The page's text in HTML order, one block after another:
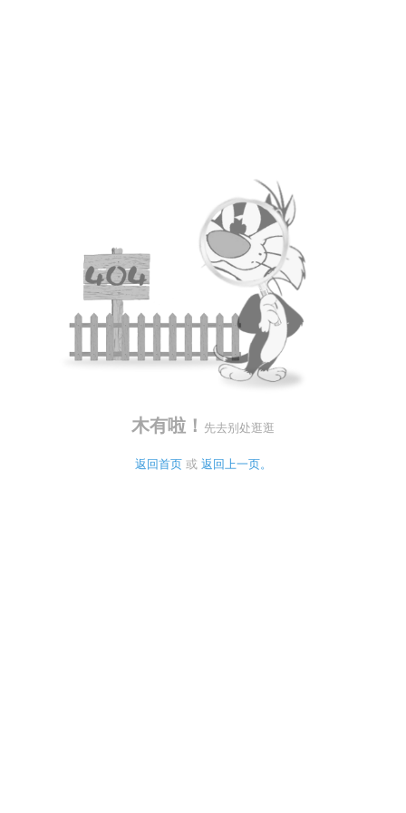
木有啦！ 先去别处逛逛
返回首页 或 返回上一页。